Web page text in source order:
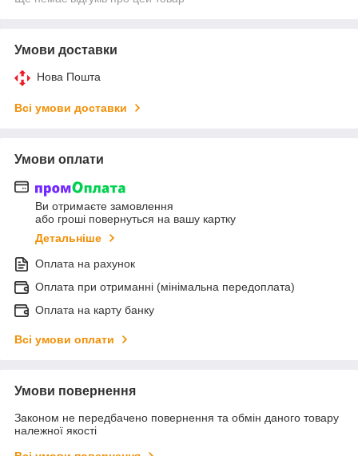
Умови доставки
Нова Пошта
Всі умови доставки
Умови оплати
Ви отримаєте замовлення
або гроші повернуться на вашу картку
Детальніше
Оплата на рахунок
Оплата при отриманні (мінімальна передоплата)
Оплата на карту банку
Всі умови оплати
Умови повернення
Законом не передбачено повернення та обмін даного товару
належної якості